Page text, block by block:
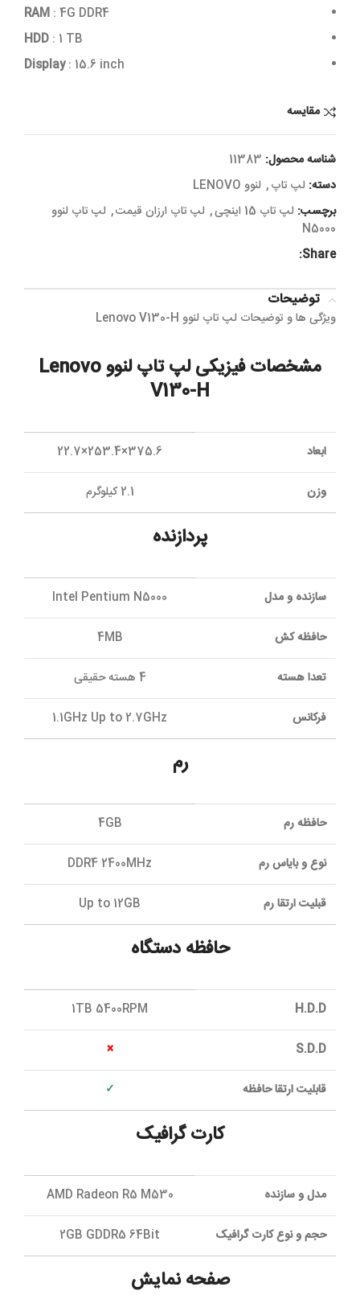
RAM : 4G DDR4
HDD : 1 TB
Display: 15.6 inch
مقایسه
شناسه محصول: 11383
دسته: لپ تاپ, لنوو LENOVO
برچسب: لپ تاپ 15 اینچی , لپ تاپ ارزان قیمت, لپ تاپ لنوو
N5000
Share:
توضیحات
ویژگی ها و توضیحات لپ تاپ لنوو Lenovo V130-H
مشخصات فيزيکی لپ تاپ لنوو Lenovo
V130-H
ابعاد 375.6×253.4×22.7
وزن 2.1 کيلوگرم
پردازنده
سازنده و مدل Intel Pentium N5000
حافظه کش 4MB
تعدا هسته 4 هسته حقیقی
فرکانس 1.1GHz Up to 2.7GHz
رم
حافظه رم 4GB
نوع و بایاس رم DDR4 2400MHz
قبلیت ارتقا رم Up to 12GB
حافظه دستگاه
H.D.D
1TB 5400RPM
S.D.D
×
قابلیت ارتقا حافظه ✓
کارت گرافیک
مدل و سازنده AMD Radeon R5 M530
حجم و نوع کارت گرافیک 2GB GDDR5 64Bit
صفحه نمایش